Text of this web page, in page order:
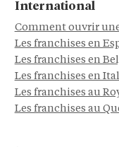
International
Comment ouvrir
Les franchises en
Les franchises en
Les franchises en
Les franchises au
Les franchises au